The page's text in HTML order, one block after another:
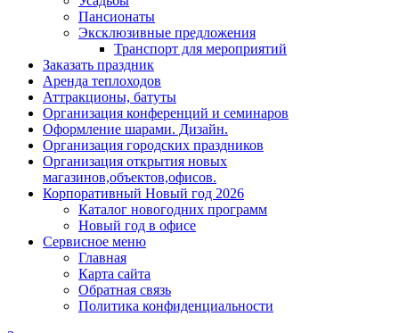
Пансионаты
Эксклюзивные предложения
Транспорт для мероприятий
Заказать праздник
Аренда теплоходов
Аттракционы, батуты
Организация конференций и семинаров
Оформление шарами. Дизайн.
Организация городских праздников
Организация открытия новых
магазинов,объектов,офисов.
Корпоративный Новый год 2026
Каталог новогодних программ
Новый год в офисе
Сервисное меню
Главная
Карта сайта
Обратная связь
Политика конфиденциальности